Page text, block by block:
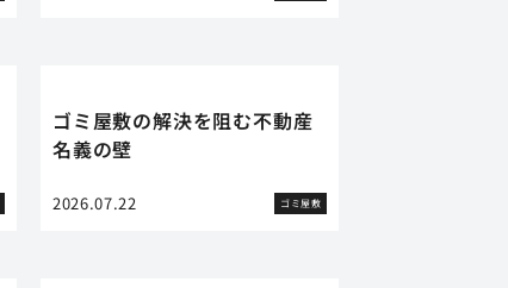
ゴミ屋敷の解決を阻む不動産
名義の壁
2026.07.22 ゴミ屋敷